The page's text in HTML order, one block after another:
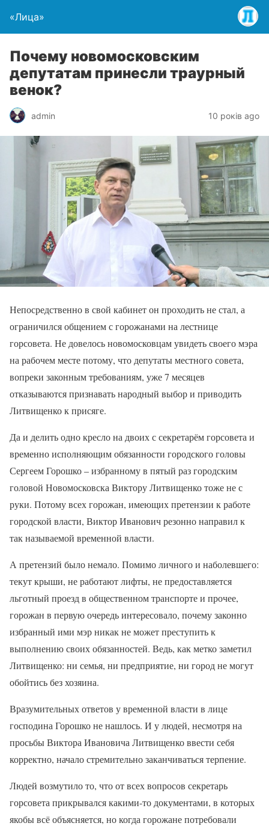
«Лица»
Почему новомосковским
депутатам принесли траурный
венок?
admin 10 років ago
Непосредственно в свой кабинет он проходить не стал, а
ограничился общением с горожанами на лестнице
горсовета. Не довелось новомосковцам увидеть своего мэра
на рабочем месте потому, что депутаты местного совета,
вопреки законным требованиям, уже 7 месяцев
отказываются признавать народный выбор и приводить
Литвищенко к присяге.
Да и делить одно кресло на двоих с секретарём горсовета и
временно исполняющим обязанности городского головы
Сергеем Горошко – избранному в пятый раз городским
головой Новомосковска Виктору Литвищенко тоже не с
руки. Потому всех горожан, имеющих претензии к работе
городской власти, Виктор Иванович резонно направил к
так называемой временной власти.
А претензий было немало. Помимо личного и наболевшего:
текут крыши, не работают лифты, не предоставляется
льготный проезд в общественном транспорте и прочее,
горожан в первую очередь интересовало, почему законно
избранный ими мэр никак не может преступить к
выполнению своих обязанностей. Ведь, как метко заметил
Литвищенко: ни семья, ни предприятие, ни город не могут
обойтись без хозяина.
Вразумительных ответов у временной власти в лице
господина Горошко не нашлось. И у людей, несмотря на
просьбы Виктора Ивановича Литвищенко ввести себя
корректно, начало стремительно заканчиваться терпение.
Людей возмутило то, что от всех вопросов секретарь
горсовета прикрывался какими-то документами, в которых
якобы всё объясняется, но когда горожане потребовали